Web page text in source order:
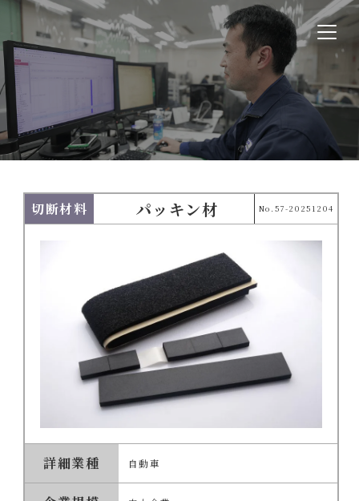
切断材料 パッキン材 No.57-20251204
詳細業種 自動車